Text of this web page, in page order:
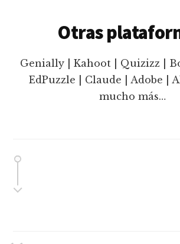
Otras
Genially | Kahoot | Quizizz |
EdPuzzle | Claude | Adobe |
mucho más…